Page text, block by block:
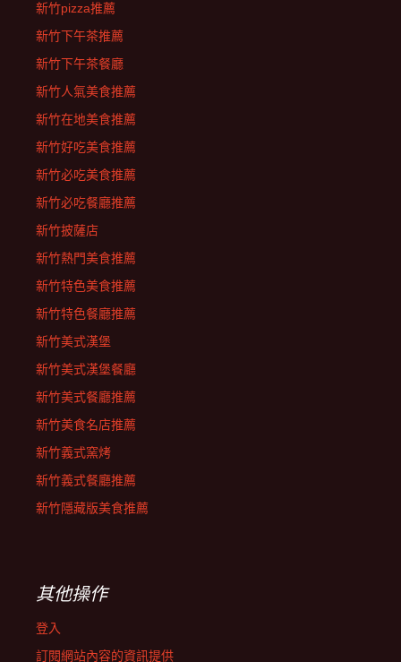
新竹pizza推薦
新竹下午茶推薦
新竹下午茶餐廳
新竹人氣美食推薦
新竹在地美食推薦
新竹好吃美食推薦
新竹必吃美食推薦
新竹必吃餐廳推薦
新竹披薩店
新竹熱門美食推薦
新竹特色美食推薦
新竹特色餐廳推薦
新竹美式漢堡
新竹美式漢堡餐廳
新竹美式餐廳推薦
新竹美食名店推薦
新竹義式窯烤
新竹義式餐廳推薦
新竹隱藏版美食推薦
其他操作
登入
訂閱網站內容的資訊提供